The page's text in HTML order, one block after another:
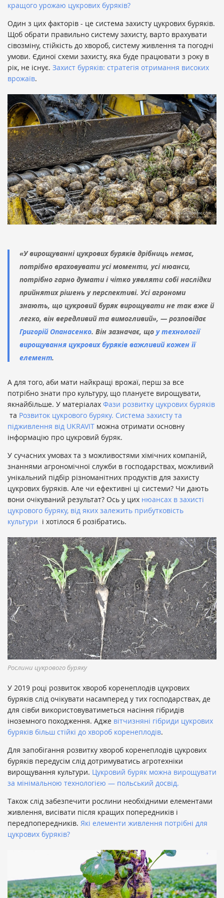
кращого урожаю цукрових буряків?
Один з цих факторів - це система захисту цукрових буряків.
Щоб обрати правильно систему захисту, варто врахувати
сівозміну, стійкість до хвороб, систему живлення та погодні
умови. Єдиної схеми захисту, яка буде працювати з року в
рік, не існує. Захист буряків: стратегія отримання високих
врожаїв.
«У вирощуванні цукрових буряків дрібниць немає,
потрібно враховувати усі моменти, усі нюанси,
потрібно гарно думати і чітко уявляти собі наслідки
прийнятих рішень у перспективі. Усі агрономи
знають, що цукровий буряк вирощувати не так вже й
легко, він вередливий та вимогливий», — розповідає
Григорій Опанасенко. Він зазначає, що у технології
вирощування цукрових буряків важливий кожен її
елемент.
А для того, аби мати найкращі врожаї, перш за все
потрібно знати про культуру, що плануєте вирощувати,
якнайбільше. У матеріалах Фази розвитку цукрових буряків
та Розвиток цукрового буряку. Система захисту та
підживлення від UKRAVIT можна отримати основну
інформацію про цукровий буряк.
У сучасних умовах та з можливостями хімічних компаній,
знаннями агрономічної служби в господарствах, можливий
унікальний підбір різноманітних продуктів для захисту
цукрових буряків. Але чи ефективні ці системи? Чи дають
вони очікуваний результат? Ось у цих нюансах в захисті
цукрового буряку, від яких залежить прибутковість
культури і хотілося б розібратись.
Рослини цукрового буряку
У 2019 році розвиток хвороб коренеплодів цукрових
буряків слід очікувати насамперед у тих господарствах, де
для сівби використовуватиметься насіння гібридів
іноземного походження. Адже вітчизняні гібриди цукрових
буряків більш стійкі до хвороб коренеплодів.
Для запобігання розвитку хвороб коренеплодів цукрових
буряків передусім слід дотримуватись агротехніки
вирощування культури. Цукровий буряк можна вирощувати
за мінімальною технологією — польський досвід.
Також слід забезпечити рослини необхідними елементами
живлення, висівати після кращих попередників і
передпопередників. Які елементи живлення потрібні для
цукрових буряків?